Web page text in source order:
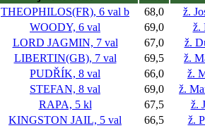
THEOPHILOS(FR), 6 val b 68,0
ž.
WOODY, 6 val 69,0
ž.
LORD JAGMIN, 7 val 67,0
ž.
LIBERTIN(GB), 7 val 69,5
ž.
PUDŘÍK, 8 val 66,0
ž.
STEFAN, 8 val 69,0
ž.
RAPA, 5 kl 67,5
ž.
KINGSTON JAIL, 5 val 66,5
ž.